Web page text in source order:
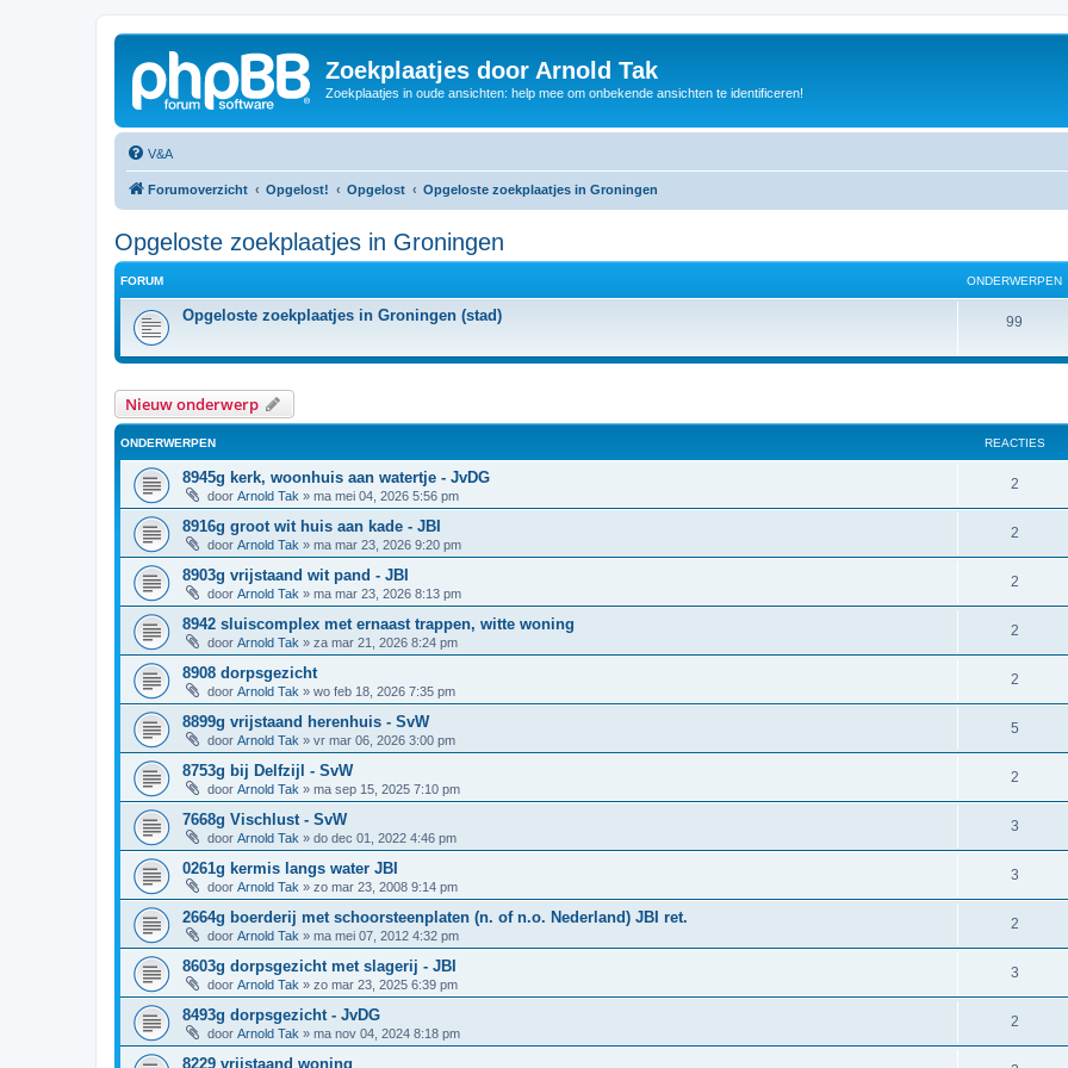
Zoekplaatjes door Arnold Tak
Zoekplaatjes in oude ansichten: help mee om onbekende ansichten te identificeren!
V&A
Forumoverzicht Opgelost! Opgelost Opgeloste zoekplaatjes in Groningen
Opgeloste zoekplaatjes in Groningen
FORUM ONDERWERPEN
Opgeloste zoekplaatjes in Groningen (stad) 99
Nieuw onderwerp
ONDERWERPEN REACTIES
8945g kerk, woonhuis aan watertje - JvDG
door Arnold Tak » ma mei 04, 2026 5:56 pm
2
8916g groot wit huis aan kade - JBI
door Arnold Tak » ma mar 23, 2026 9:20 pm
2
8903g vrijstaand wit pand - JBI
door Arnold Tak » ma mar 23, 2026 8:13 pm
2
8942 sluiscomplex met ernaast trappen, witte woning
door Arnold Tak » za mar 21, 2026 8:24 pm
2
8908 dorpsgezicht
door Arnold Tak » wo feb 18, 2026 7:35 pm
2
8899g vrijstaand herenhuis - SvW
door Arnold Tak » vr mar 06, 2026 3:00 pm
5
8753g bij Delfzijl - SvW
door Arnold Tak » ma sep 15, 2025 7:10 pm
2
7668g Vischlust - SvW
door Arnold Tak » do dec 01, 2022 4:46 pm
3
0261g kermis langs water JBI
door Arnold Tak » zo mar 23, 2008 9:14 pm
3
2664g boerderij met schoorsteenplaten (n. of n.o. Nederland) JBI ret.
door Arnold Tak » ma mei 07, 2012 4:32 pm
2
8603g dorpsgezicht met slagerij - JBI
door Arnold Tak » zo mar 23, 2025 6:39 pm
3
8493g dorpsgezicht - JvDG
door Arnold Tak » ma nov 04, 2024 8:18 pm
2
8229 vrijstaand woning